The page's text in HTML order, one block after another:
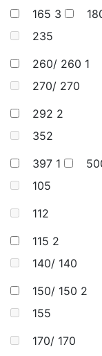
165 3
235
260/ 260 1
270/ 270
292 2
352
397 1
105
112
115 2
140/ 140
150/ 150 2
155
170/ 170